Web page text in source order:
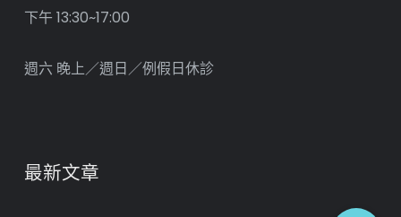
下午 13:30~17:00
週六 晚上／週日／例假日休診
最新文章